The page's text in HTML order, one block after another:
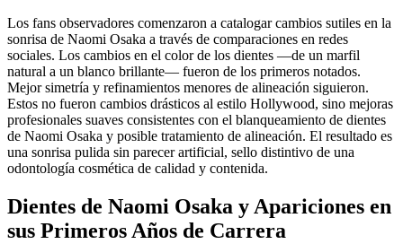
Los fans observadores comenzaron a catalogar cambios sutiles en la
sonrisa de Naomi Osaka a través de comparaciones en redes
sociales. Los cambios en el color de los dientes —de un marfil
natural a un blanco brillante— fueron de los primeros notados.
Mejor simetría y refinamientos menores de alineación siguieron.
Estos no fueron cambios drásticos al estilo Hollywood, sino mejoras
profesionales suaves consistentes con el blanqueamiento de dientes
de Naomi Osaka y posible tratamiento de alineación. El resultado es
una sonrisa pulida sin parecer artificial, sello distintivo de una
odontología cosmética de calidad y contenida.
Dientes de Naomi Osaka y Apariciones en
sus Primeros Años de Carrera